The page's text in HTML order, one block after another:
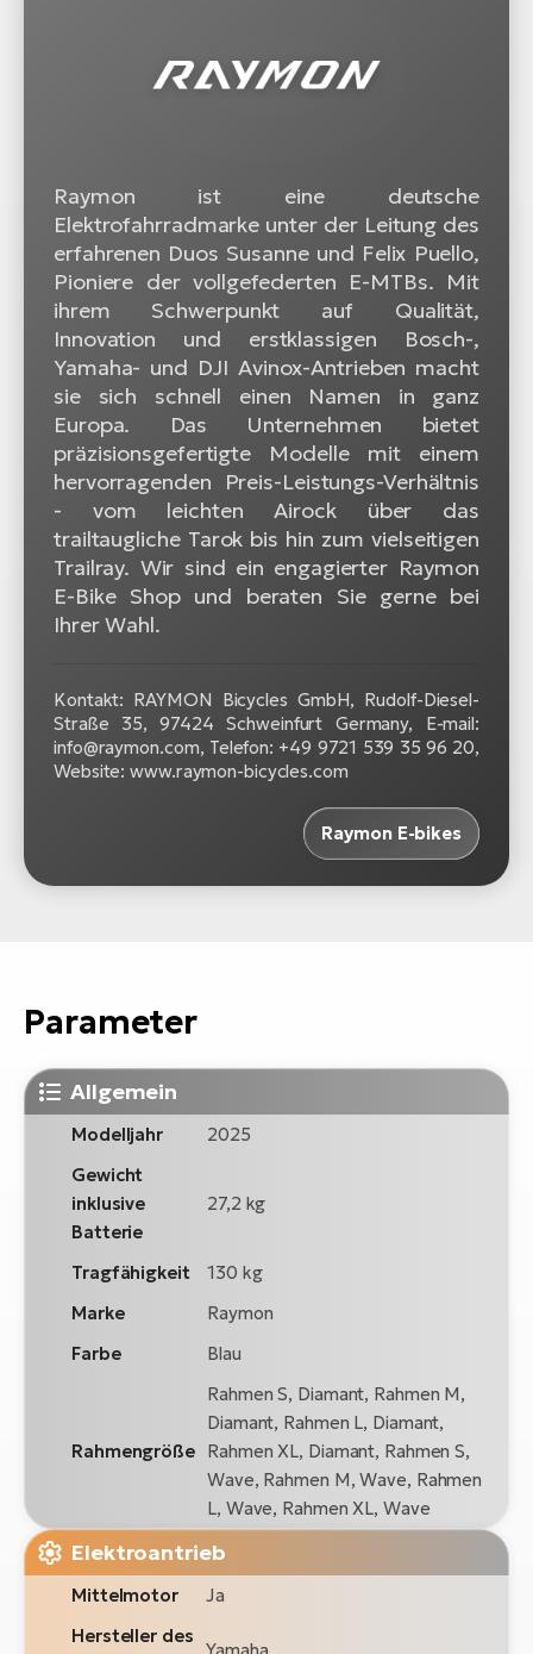
Raymon ist eine deutsche
Elektrofahrradmarke unter der Leitung des
erfahrenen Duos Susanne und Felix Puello,
Pioniere der vollgefederten E-MTBs. Mit
ihrem Schwerpunkt auf Qualität,
Innovation und erstklassigen Bosch-,
Yamaha- und DJI Avinox-Antrieben macht
sie sich schnell einen Namen in ganz
Europa. Das Unternehmen bietet
präzisionsgefertigte Modelle mit einem
hervorragenden Preis-Leistungs-Verhältnis
- vom leichten Airock über das
trailtaugliche Tarok bis hin zum vielseitigen
Trailray. Wir sind ein engagierter Raymon
E-Bike Shop und beraten Sie gerne bei
Ihrer Wahl.
Kontakt: RAYMON Bicycles GmbH, Rudolf-Diesel-
Straße 35, 97424 Schweinfurt Germany, E-mail:
info@raymon.com, Telefon: +49 9721 539 35 96 20,
Website: www.raymon-bicycles.com
Raymon E-bikes
Parameter
Allgemein
Modelljahr
2025
Gewicht
inklusive
Batterie
27,2 kg
Tragfähigkeit
130 kg
Marke
Raymon
Farbe
Blau
Rahmengröße
Rahmen S, Diamant, Rahmen M,
Diamant, Rahmen L, Diamant,
Rahmen XL, Diamant, Rahmen S,
Wave, Rahmen M, Wave, Rahmen
L, Wave, Rahmen XL, Wave
Elektroantrieb
Mittelmotor
Ja
Hersteller des